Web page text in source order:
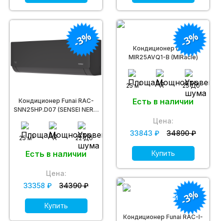
Кондиционер Funai RAC-
SNN25HP.D07 (SENSEI NERO
25 м2 A 22 Дб
Есть в наличии
-3%
Цена:
33358 ₽
34390 ₽
Купить
Кондиционер Daichi
MIR25AVQ1-B (MIRacle)
25 м2 A 25 Дб
Есть в наличии
-3%
Цена:
33843 ₽
34890 ₽
Купить
Кондиционер Funai RAC-I-
-3%